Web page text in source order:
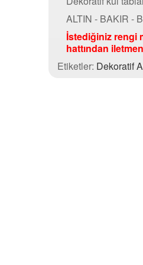
ALTIN - BAKIR -
İstediğiniz rengi
hattından
Etiketler: Dekoratif